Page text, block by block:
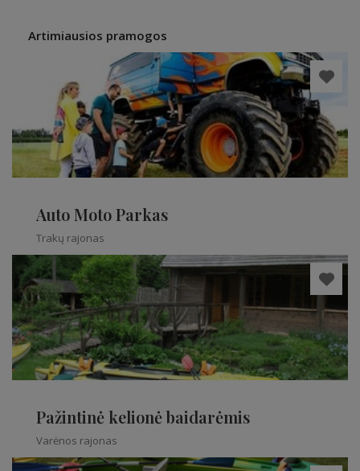
Artimiausios pramogos
Auto Moto Parkas
Trakų rajonas
Pažintinė kelionė baidarėmis
Varėnos rajonas